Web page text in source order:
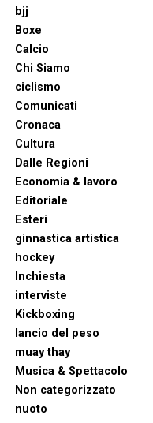
bjj
Boxe
Calcio
Chi Siamo
ciclismo
Comunicati
Cronaca
Cultura
Dalle Regioni
Economia & lavoro
Editoriale
Esteri
ginnastica artistica
hockey
Inchiesta
interviste
Kickboxing
lancio del peso
muay thay
Musica & Spettacolo
Non categorizzato
nuoto